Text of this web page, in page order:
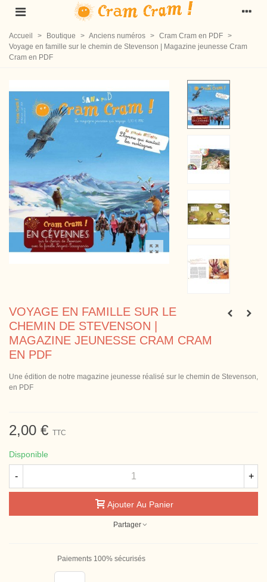
Accueil > Boutique > Anciens numéros > Cram Cram en PDF >
Voyage en famille sur le chemin de Stevenson | Magazine jeunesse Cram
Cram en PDF
VOYAGE EN FAMILLE SUR LE
CHEMIN DE STEVENSON |
MAGAZINE JEUNESSE CRAM CRAM
EN PDF
Une édition de notre magazine jeunesse réalisé sur le chemin de Stevenson,
en PDF
2,00 € TTC
Disponible
- +
Ajouter Au Panier
Partager
Paiements 100% sécurisés